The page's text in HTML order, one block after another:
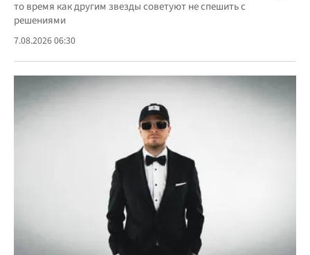
то время как другим звезды советуют не спешить с
решениями
7.08.2026 06:30